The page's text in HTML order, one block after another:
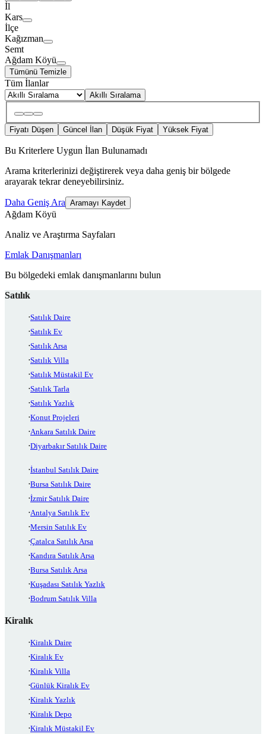
İl
Kars
İlçe
Kağızman
Semt
Ağdam Köyü
Tümünü Temizle
Tüm İlanlar
Akıllı Sıralama
Fiyatı Düşen Güncel İlan Düşük Fiyat Yüksek Fiyat
Bu Kriterlere Uygun İlan Bulunamadı
Arama kriterlerinizi değiştirerek veya daha geniş bir bölgede
arayarak tekrar deneyebilirsiniz.
Daha Geniş Ara Aramayı Kaydet
Ağdam Köyü
Analiz ve Araştırma Sayfaları
Emlak Danışmanları
Bu bölgedeki emlak danışmanlarını bulun
Satılık
Satılık Daire
Satılık Ev
Satılık Arsa
Satılık Villa
Satılık Müstakil Ev
Satılık Tarla
Satılık Yazlık
Konut Projeleri
Ankara Satılık Daire
Diyarbakır Satılık Daire
İstanbul Satılık Daire
Bursa Satılık Daire
İzmir Satılık Daire
Antalya Satılık Ev
Mersin Satılık Ev
Çatalca Satılık Arsa
Kandıra Satılık Arsa
Bursa Satılık Arsa
Kuşadası Satılık Yazlık
Bodrum Satılık Villa
Kiralık
Kiralık Daire
Kiralık Ev
Kiralık Villa
Günlük Kiralık Ev
Kiralık Yazlık
Kiralık Depo
Kiralık Müstakil Ev